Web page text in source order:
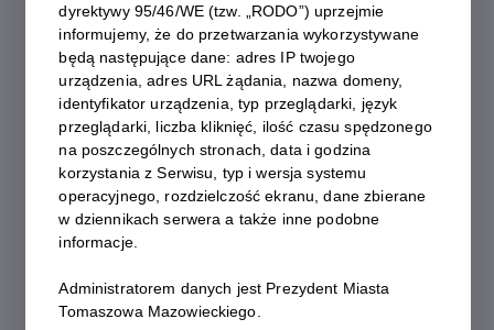
kompleksowa obsługa organizacyjno-techniczna Rady Miejskiej i
jej komisji;
sporządzanie protokołów z obrad sesji Rady Miejskiej i jej komisji;
zapewnienie niezbędnej pomocy techniczno-organizacyjnej
radnym w sprawowaniu przez nich mandatów, m.in. w zakresie
organizacji dyżurów i spotkań radnych z wyborcami oraz
organizowania szkoleń i wyjazdów służbowych;
terminarzy posiedzeń Rady Miejskiej i jej komisji, sporządzanie
dyrektywy 95/46/WE (tzw. „RODO”) uprzejmie
informujemy, że do przetwarzania wykorzystywane
będą następujące dane: adres IP twojego
urządzenia, adres URL żądania, nazwa domeny,
identyfikator urządzenia, typ przeglądarki, język
przeglądarki, liczba kliknięć, ilość czasu spędzonego
na poszczególnych stronach, data i godzina
korzystania z Serwisu, typ i wersja systemu
operacyjnego, rozdzielczość ekranu, dane zbierane
w dziennikach serwera a także inne podobne
informacje.
Administratorem danych jest Prezydent Miasta
Tomaszowa Mazowieckiego.